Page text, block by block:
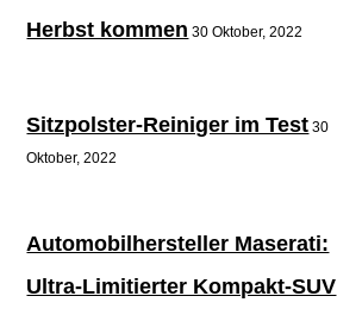
Herbst kommen 30 Oktober, 2022
Sitzpolster-Reiniger im Test 30
Oktober, 2022
Automobilhersteller Maserati:
Ultra-Limitierter Kompakt-SUV